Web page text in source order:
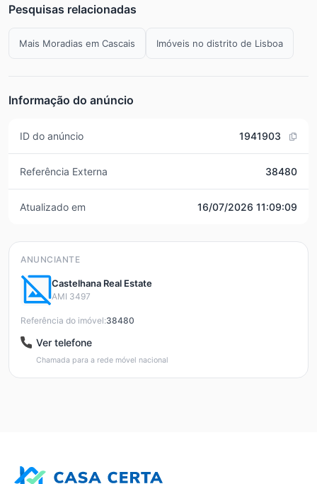
Pesquisas relacionadas
Mais Moradias em Cascais Imóveis no distrito de Lisboa
Informação do anúncio
ID do anúncio 1941903
Referência Externa 38480
Atualizado em 16/07/2026 11:09:09
ANUNCIANTE
Castelhana Real Estate
AMI 3497
Referência do imóvel:38480
Ver telefone
Chamada para a rede móvel nacional